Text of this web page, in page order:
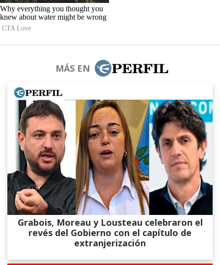
MÁS EN
Grabois, Moreau y Lousteau celebraron el
revés del Gobierno con el capítulo de
extranjerización